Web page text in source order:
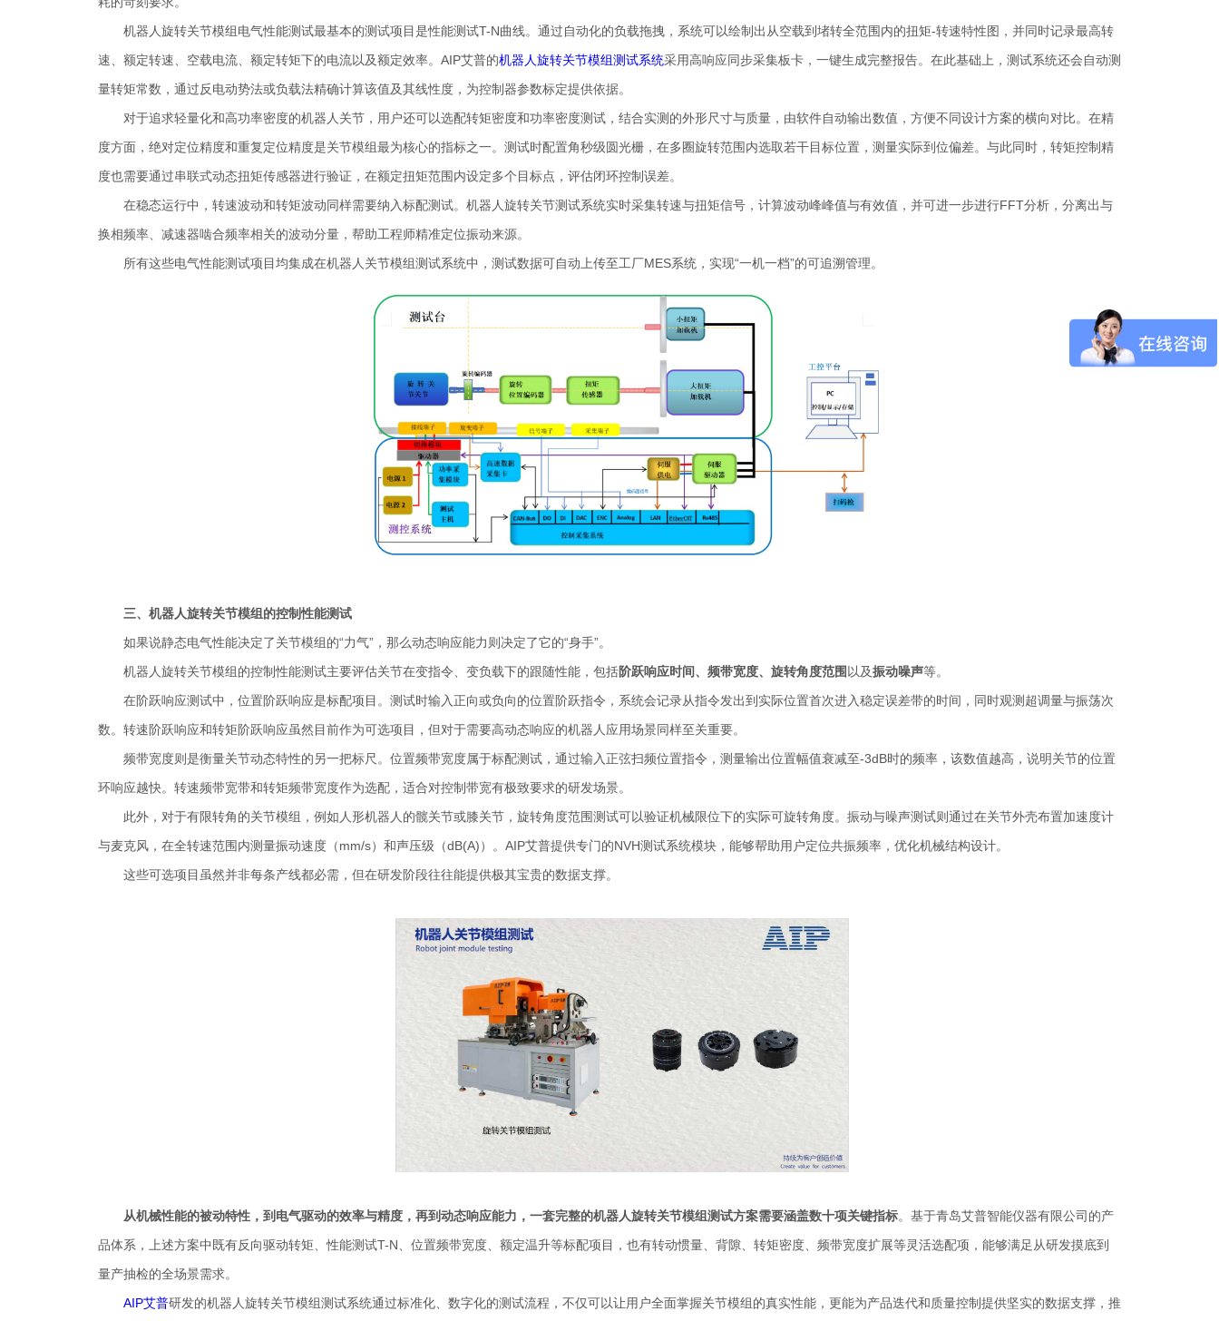
机器人旋转关节模组电气性能测试最基本的测试项目是性能测试T-N曲线。通过自动化的负载拖拽，系统可以绘制出从空载到堵转全范围内的扭矩-转速特性图，并同时记录最高转
速、额定转速、空载电流、额定转矩下的电流以及额定效率。AIP艾普的机器人旋转关节模组测试系统采用高响应同步采集板卡，一键生成完整报告。在此基础上，测试系统还会自动测
量转矩常数，通过反电动势法或负载法精确计算该值及其线性度，为控制器参数标定提供依据。
对于追求轻量化和高功率密度的机器人关节，用户还可以选配转矩密度和功率密度测试，结合实测的外形尺寸与质量，由软件自动输出数值，方便不同设计方案的横向对比。在精
度方面，绝对定位精度和重复定位精度是关节模组最为核心的指标之一。测试时配置角秒级圆光栅，在多圈旋转范围内选取若干目标位置，测量实际到位偏差。与此同时，转矩控制精
度也需要通过串联式动态扭矩传感器进行验证，在额定扭矩范围内设定多个目标点，评估闭环控制误差。
在稳态运行中，转速波动和转矩波动同样需要纳入标配测试。机器人旋转关节测试系统实时采集转速与扭矩信号，计算波动峰峰值与有效值，并可进一步进行FFT分析，分离出与
换相频率、减速器啮合频率相关的波动分量，帮助工程师精准定位振动来源。
所有这些电气性能测试项目均集成在机器人关节模组测试系统中，测试数据可自动上传至工厂MES系统，实现“一机一档”的可追溯管理。
三、机器人旋转关节模组的控制性能测试
如果说静态电气性能决定了关节模组的“力气”，那么动态响应能力则决定了它的“身手”。
机器人旋转关节模组的控制性能测试主要评估关节在变指令、变负载下的跟随性能，包括阶跃响应时间、频带宽度、旋转角度范围 以及振动噪声等。
在阶跃响应测试中，位置阶跃响应是标配项目。测试时输入正向或负向的位置阶跃指令，系统会记录从指令发出到实际位置首次进入稳定误差带的时间，同时观测超调量与振荡次
数。转速阶跃响应和转矩阶跃响应虽然目前作为可选项目，但对于需要高动态响应的机器人应用场景同样至关重要。
频带宽度则是衡量关节动态特性的另一把标尺。位置频带宽度属于标配测试，通过输入正弦扫频位置指令，测量输出位置幅值衰减至-3dB时的频率，该数值越高，说明关节的位置
环响应越快。转速频带宽带和转矩频带宽度作为选配，适合对控制带宽有极致要求的研发场景。
此外，对于有限转角的关节模组，例如人形机器人的髋关节或膝关节，旋转角度范围测试可以验证机械限位下的实际可旋转角度。振动与噪声测试则通过在关节外壳布置加速度计
与麦克风，在全转速范围内测量振动速度（mm/s）和声压级（dB(A)）。AIP艾普提供专门的NVH测试系统模块，能够帮助用户定位共振频率，优化机械结构设计。
这些可选项目虽然并非每条产线都必需，但在研发阶段往往能提供极其宝贵的数据支撑。
从机械性能的被动特性，到电气驱动的效率与精度，再到动态响应能力，一套完整的机器人旋转关节模组测试方案需要涵盖数十项关键指标。基于青岛艾普智能仪器有限公司的产
品体系，上述方案中既有反向驱动转矩、性能测试T-N、位置频带宽度、额定温升等标配项目，也有转动惯量、背隙、转矩密度、频带宽度扩展等灵活选配项，能够满足从研发摸底到
量产抽检的全场景需求。
AIP艾普研发的机器人旋转关节模组测试系统通过标准化、数字化的测试流程，不仅可以让用户全面掌握关节模组的真实性能，更能为产品迭代和质量控制提供坚实的数据支撑，推